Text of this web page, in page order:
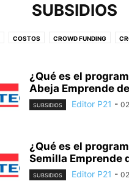
SUBSIDIOS
COSTOS CROWD FUNDING
¿Qué es el
Abeja Emprende
SUBSIDIOS Editor P21 -
¿Qué es el
Semilla Emprende
SUBSIDIOS Editor P21 -